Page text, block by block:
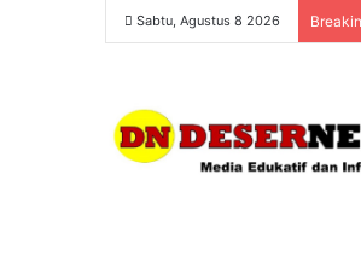
Sabtu, Agustus 8 2026